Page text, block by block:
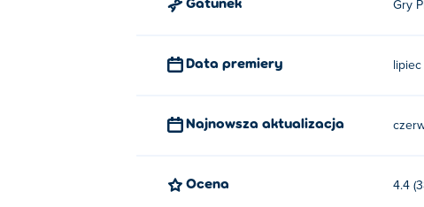
Gry
Data premiery
Najnowsza aktualizacja
Ocena 4.4